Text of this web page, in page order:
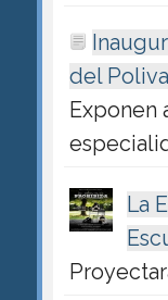
del
Exponen
La